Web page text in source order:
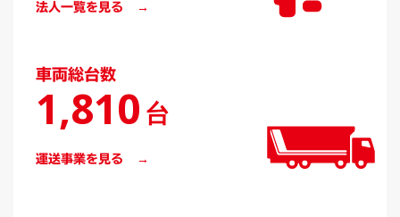
法人一覧を見る
車両総台数
1,810 台
運送事業を見る